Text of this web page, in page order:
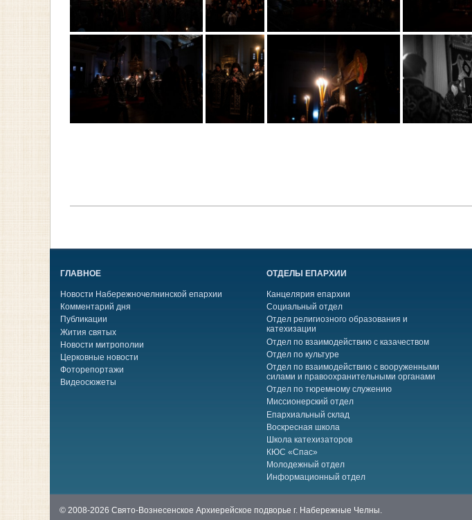
ГЛАВНОЕ
Новости Набережночелнинской епархии
Комментарий дня
Публикации
Жития святых
Новости митрополии
Церковные новости
Фоторепортажи
Видеосюжеты
ОТДЕЛЫ ЕПАРХИИ
Канцелярия епархии
Социальный отдел
Отдел религиозного образования и
катехизации
Отдел по взаимодействию с казачеством
Отдел по культуре
Отдел по взаимодействию с вооруженными
силами и правоохранительными органами
Отдел по тюремному служению
Миссионерский отдел
Епархиальный склад
Воскресная школа
Школа катехизаторов
КЮС «Спас»
Молодежный отдел
Информационный отдел
© 2008-2026 Свято-Вознесенское Архиерейское подворье г. Набережные Челны.